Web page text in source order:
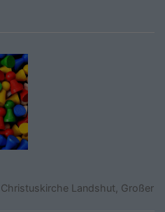
Landshut, Großer